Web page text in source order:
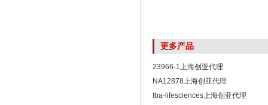
更多产品
23966-1上海创亚代理
NA12878上海创亚代理
Iba-lifesciences上海创亚代理